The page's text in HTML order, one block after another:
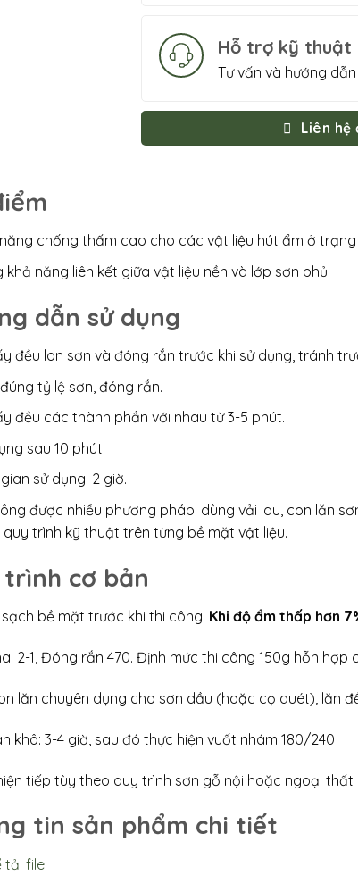
Hỗ trợ kỹ thuật
Tư vấn và hướng
Liên hệ
chống thấm cao cho các vật liệu hút ẩm ở
khả năng liên kết giữa vật liệu nền và lớp sơn phủ.
dẫn sử dụng
đều lon sơn và đóng rắn trước khi sử dụng, tránh
tỷ lệ sơn, đóng rắn.
đều các thành phần với nhau từ 3-5 phút.
sau 10 phút.
sử dụng: 2 giờ.
được nhiều phương pháp: dùng vải lau, con lăn
trình kỹ thuật trên từng bề mặt vật liệu.
trình cơ bản
sạch bề mặt trước khi thi công. Khi độ ẩm thấp hơn
2-1, Đóng rắn 470. Định mức thi công 150g hỗn
lăn chuyên dụng cho sơn dầu (hoặc cọ quét), lăn
khô: 3-4 giờ, sau đó thực hiện vuốt nhám 180/240
tiếp tùy theo quy trình sơn gỗ nội hoặc ngoại thất
tin sản phẩm chi tiết
tải file